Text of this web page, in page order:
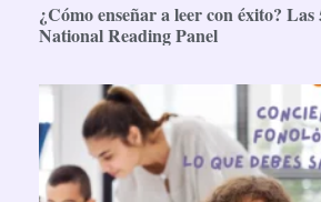
¿Cómo enseñar a leer con éxito? Las
National Reading Panel